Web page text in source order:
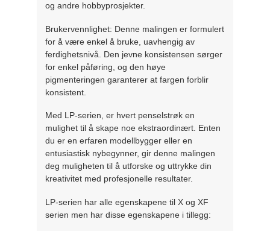
og andre hobbyprosjekter.
Brukervennlighet: Denne malingen er formulert
for å være enkel å bruke, uavhengig av
ferdighetsnivå. Den jevne konsistensen sørger
for enkel påføring, og den høye
pigmenteringen garanterer at fargen forblir
konsistent.
Med LP-serien, er hvert penselstrøk en
mulighet til å skape noe ekstraordinært. Enten
du er en erfaren modellbygger eller en
entusiastisk nybegynner, gir denne malingen
deg muligheten til å utforske og uttrykke din
kreativitet med profesjonelle resultater.
LP-serien har alle egenskapene til X og XF
serien men har disse egenskapene i tillegg: